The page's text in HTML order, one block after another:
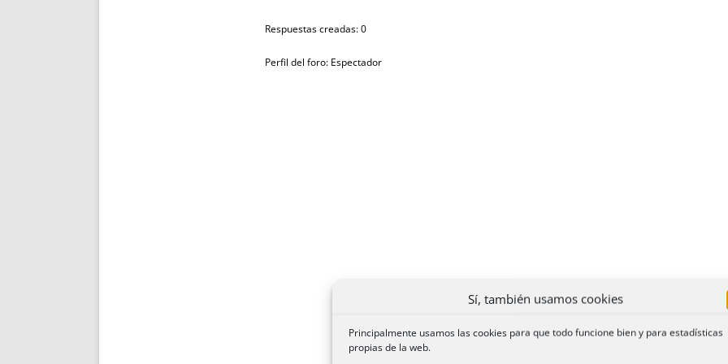
Sí, también usamos cookies
Principalmente usamos las cookies para que todo funcione bien y para estadísticas
propias de la web.
Respuestas creadas: 0
Perfil del foro: Espectador